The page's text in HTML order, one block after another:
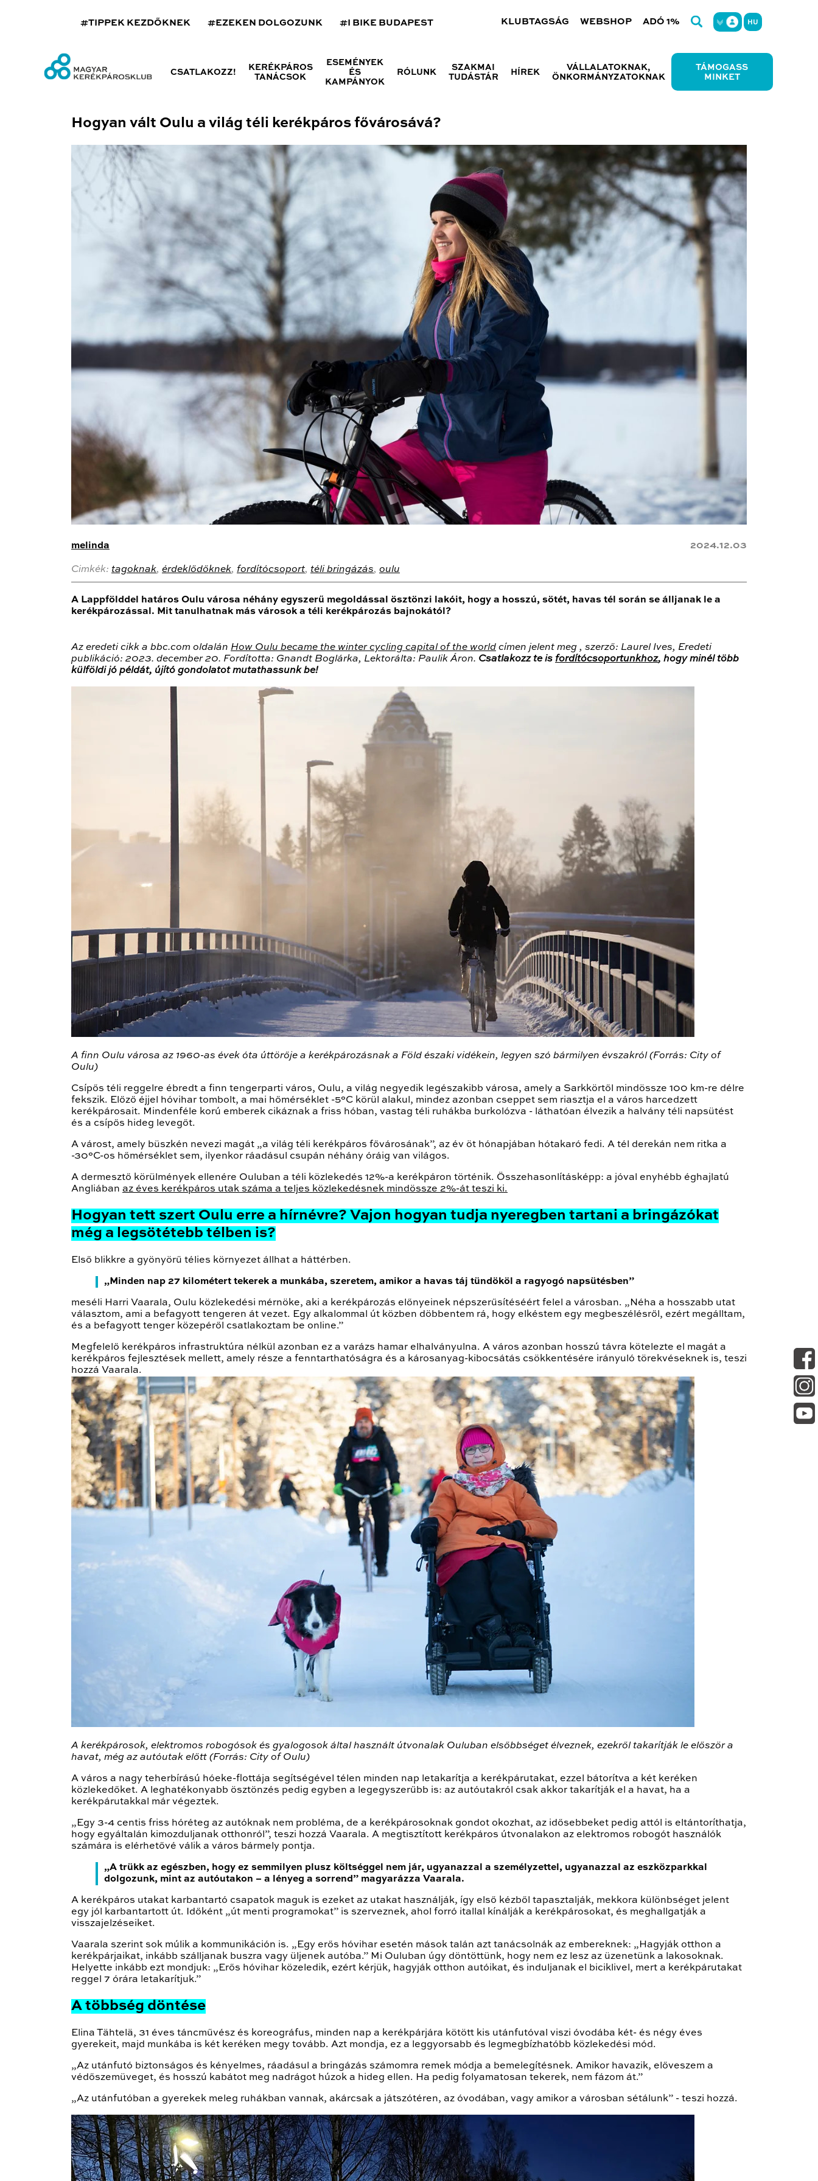
#TIPPEK KEZDŐKNEK #EZEKEN DOLGOZUNK #I BIKE BUDAPEST KLUBTAGSÁG WEBSHOP ADÓ 1% HU
CSATLAKOZZ!
KERÉKPÁROS
TANÁCSOK
ESEMÉNYEK
ÉS
KAMPÁNYOK
RÓLUNK
SZAKMAI
TUDÁSTÁR
HÍREK
VÁLLALATOKNAK,
ÖNKORMÁNYZATOKNAK
TÁMOGASS
MINKET
Hogyan vált Oulu a világ téli kerékpáros fővárosává?
melinda 2024.12.03
Cimkék: tagoknak, érdeklődőknek, fordítócsoport, téli bringázás, oulu
A Lappfölddel határos Oulu városa néhány egyszerű megoldással ösztönzi lakóit, hogy a hosszú, sötét, havas tél során se álljanak le a
kerékpározással. Mit tanulhatnak más városok a téli kerékpározás bajnokától?
Az eredeti cikk a bbc.com oldalán How Oulu became the winter cycling capital of the world címen jelent meg , szerző: Laurel Ives, Eredeti
publikáció: 2023. december 20. Fordította: Gnandt Boglárka, Lektorálta: Paulik Áron. Csatlakozz te is fordítócsoportunkhoz, hogy minél több
külföldi jó példát, újító gondolatot mutathassunk be!
A finn Oulu városa az 1960-as évek óta úttörője a kerékpározásnak a Föld északi vidékein, legyen szó bármilyen évszakról (Forrás: City of
Oulu)
Csípős téli reggelre ébredt a finn tengerparti város, Oulu, a világ negyedik legészakibb városa, amely a Sarkkörtől mindössze 100 km-re délre
fekszik. Előző éjjel hóvihar tombolt, a mai hőmérséklet -5°C körül alakul, mindez azonban cseppet sem riasztja el a város harcedzett
kerékpárosait. Mindenféle korú emberek cikáznak a friss hóban, vastag téli ruhákba burkolózva - láthatóan élvezik a halvány téli napsütést
és a csípős hideg levegőt.
A várost, amely büszkén nevezi magát „a világ téli kerékpáros fővárosának”, az év öt hónapjában hótakaró fedi. A tél derekán nem ritka a
-30°C-os hőmérséklet sem, ilyenkor ráadásul csupán néhány óráig van világos.
A dermesztő körülmények ellenére Ouluban a téli közlekedés 12%-a kerékpáron történik. Összehasonlításképp: a jóval enyhébb éghajlatú
Angliában az éves kerékpáros utak száma a teljes közlekedésnek mindössze 2%-át teszi ki.
Hogyan tett szert Oulu erre a hírnévre? Vajon hogyan tudja nyeregben tartani a bringázókat
még a legsötétebb télben is?
Első blikkre a gyönyörű télies környezet állhat a háttérben.
„Minden nap 27 kilométert tekerek a munkába, szeretem, amikor a havas táj tündököl a ragyogó napsütésben”
meséli Harri Vaarala, Oulu közlekedési mérnöke, aki a kerékpározás előnyeinek népszerűsítéséért felel a városban. „Néha a hosszabb utat
választom, ami a befagyott tengeren át vezet. Egy alkalommal út közben döbbentem rá, hogy elkéstem egy megbeszélésről, ezért megálltam,
és a befagyott tenger közepéről csatlakoztam be online.”
Megfelelő kerékpáros infrastruktúra nélkül azonban ez a varázs hamar elhalványulna. A város azonban hosszú távra kötelezte el magát a
kerékpáros fejlesztések mellett, amely része a fenntarthatóságra és a károsanyag-kibocsátás csökkentésére irányuló törekvéseknek is, teszi
hozzá Vaarala.
A kerékpárosok, elektromos robogósok és gyalogosok által használt útvonalak Ouluban elsőbbséget élveznek, ezekről takarítják le először a
havat, még az autóutak előtt (Forrás: City of Oulu)
A város a nagy teherbírású hóeke-flottája segítségével télen minden nap letakarítja a kerékpárutakat, ezzel bátorítva a két keréken
közlekedőket. A leghatékonyabb ösztönzés pedig egyben a legegyszerűbb is: az autóutakról csak akkor takarítják el a havat, ha a
kerékpárutakkal már végeztek.
„Egy 3-4 centis friss hóréteg az autóknak nem probléma, de a kerékpárosoknak gondot okozhat, az idősebbeket pedig attól is eltántoríthatja,
hogy egyáltalán kimozduljanak otthonról”, teszi hozzá Vaarala. A megtisztított kerékpáros útvonalakon az elektromos robogót használók
számára is elérhetővé válik a város bármely pontja.
„A trükk az egészben, hogy ez semmilyen plusz költséggel nem jár, ugyanazzal a személyzettel, ugyanazzal az eszközparkkal
dolgozunk, mint az autóutakon – a lényeg a sorrend” magyarázza Vaarala.
A kerékpáros utakat karbantartó csapatok maguk is ezeket az utakat használják, így első kézből tapasztalják, mekkora különbséget jelent
egy jól karbantartott út. Időként „út menti programokat” is szerveznek, ahol forró itallal kínálják a kerékpárosokat, és meghallgatják a
visszajelzéseiket.
Vaarala szerint sok múlik a kommunikáción is. „Egy erős hóvihar esetén mások talán azt tanácsolnák az embereknek: „Hagyják otthon a
kerékpárjaikat, inkább szálljanak buszra vagy üljenek autóba.” Mi Ouluban úgy döntöttünk, hogy nem ez lesz az üzenetünk a lakosoknak.
Helyette inkább ezt mondjuk: „Erős hóvihar közeledik, ezért kérjük, hagyják otthon autóikat, és induljanak el biciklivel, mert a kerékpárutakat
reggel 7 órára letakarítjuk.”
A többség döntése
Elina Tähtelä, 31 éves táncművész és koreográfus, minden nap a kerékpárjára kötött kis utánfutóval viszi óvodába két- és négy éves
gyerekeit, majd munkába is két keréken megy tovább. Azt mondja, ez a leggyorsabb és legmegbízhatóbb közlekedési mód.
„Az utánfutó biztonságos és kényelmes, ráadásul a bringázás számomra remek módja a bemelegítésnek. Amikor havazik, előveszem a
védőszemüveget, és hosszú kabátot meg nadrágot húzok a hideg ellen. Ha pedig folyamatosan tekerek, nem fázom át.”
„Az utánfutóban a gyerekek meleg ruhákban vannak, akárcsak a játszótéren, az óvodában, vagy amikor a városban sétálunk” - teszi hozzá.